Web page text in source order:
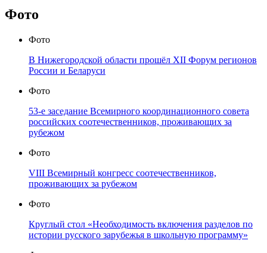
Фото
Фото
В Нижегородской области прошёл XII Форум регионов
России и Беларуси
Фото
53-е заседание Всемирного координационного совета
российских соотечественников, проживающих за
рубежом
Фото
VIII Всемирный конгресс соотечественников,
проживающих за рубежом
Фото
Круглый стол «Необходимость включения разделов по
истории русского зарубежья в школьную программу»